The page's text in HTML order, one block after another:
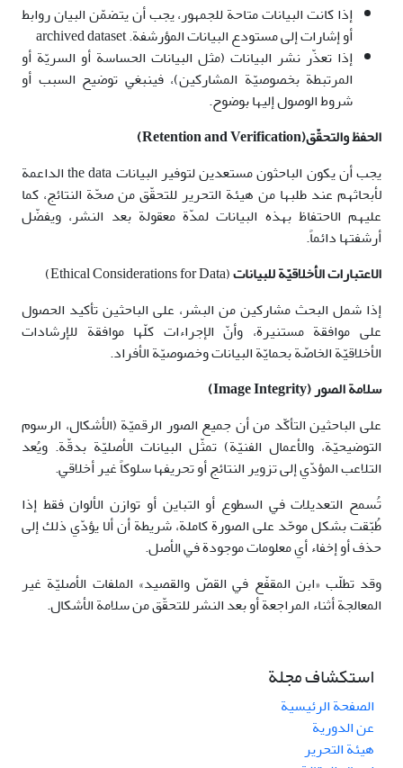
إذا كانت البيانات متاحة للجمهور، يجب أن يتضمّن البيان روابط
أو إشارات إلى مستودع البيانات المؤرشفة. archived dataset
إذا تعذّر نشر البيانات (مثل البيانات الحساسة أو السريّة أو
المرتبطة بخصوصيّة المشاركين)، فينبغي توضيح السبب أو
شروط الوصول إليها بوضوح.
الحفظ والتحقّق(Retention and Verification
)
يجب أن يكون الباحثون مستعدين لتوفير البيانات the data الداعمة
لأبحاثهم عند طلبها من هيئة التحرير للتحقّق من صحّة النتائج، كما
عليهم الاحتفاظ بهذه البيانات لمدّة معقولة بعد النشر، ويفضّل
أرشفتها دائماً.
الاعتبارات الأخلاقيّة للبيانات(Ethical Considerations for Data)
إذا شمل البحث مشاركين من البشر، على الباحثين تأكيد الحصول
على موافقة مستنيرة، وأنّ الإجراءات كلّها موافقة للإرشادات
الأخلاقيّة الخاصّة بحمايّة البيانات وخصوصيّة الأفراد.
سلامة الصور(Image Integrity)
على الباحثين التأكّد من أن جميع الصور الرقميّة (الأشكال، الرسوم
التوضيحيّة، والأعمال الفنيّة) تمثّل البيانات الأصليّة بدقّة. ويُعد
التلاعب المؤدّي إلى تزوير النتائج أو تحريفها سلوكاً غير أخلاقي.
تُسمح التعديلات في السطوع أو التباين أو توازن الألوان فقط إذا
طُبّقت بشكل موحّد على الصورة كاملة، شريطة أن ألا يؤدّي ذلك إلى
حذف أو إخفاء أي معلومات موجودة في الأصل.
وقد تطلّب «ابن المقفّع في القصّ والقصيد» الملفات الأصليّة غير
المعالجة أثناء المراجعة أو بعد النشر للتحقّق من سلامة الأشكال.
استكشاف مجلة
الصفحة الرئيسية
عن الدورية
هيئة التحرير